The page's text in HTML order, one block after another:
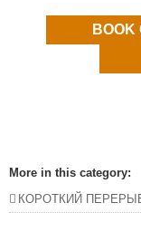
BOOK
More in this category:
КОРОТКИЙ ПЕРЕРЫВ - Поездка на велосипеде